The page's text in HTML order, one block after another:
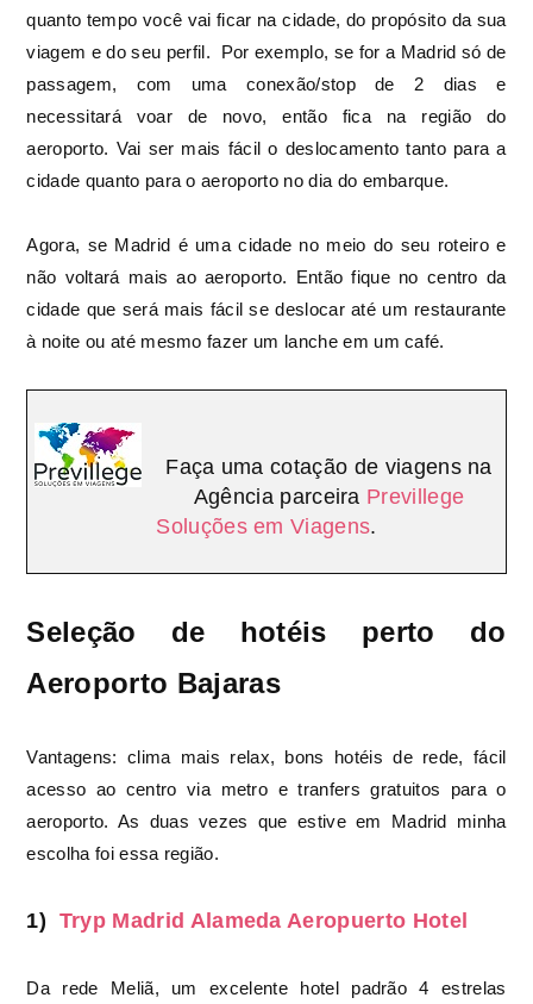
quanto tempo você vai ficar na cidade, do propósito da sua
viagem e do seu perfil. Por exemplo, se for a Madrid só de
passagem, com uma conexão/stop de 2 dias e
necessitará voar de novo, então fica na região do
aeroporto. Vai ser mais fácil o deslocamento tanto para a
cidade quanto para o aeroporto no dia do embarque.
Agora, se Madrid é uma cidade no meio do seu roteiro e
não voltará mais ao aeroporto. Então fique no centro da
cidade que será mais fácil se deslocar até um restaurante
à noite ou até mesmo fazer um lanche em um café.
Faça uma cotação de viagens na
Agência parceira Previllege
Soluções em Viagens.
Seleção de hotéis perto do
Aeroporto Bajaras
Vantagens: clima mais relax, bons hotéis de rede, fácil
acesso ao centro via metro e tranfers gratuitos para o
aeroporto. As duas vezes que estive em Madrid minha
escolha foi essa região.
1) Tryp Madrid Alameda Aeropuerto Hotel
Da rede Meliã, um excelente hotel padrão 4 estrelas